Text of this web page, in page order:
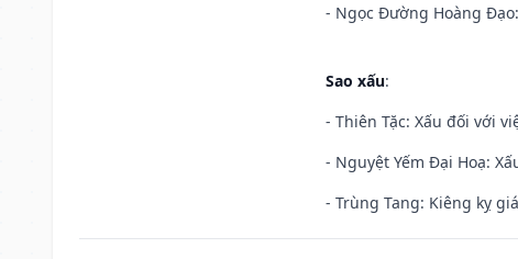
- Ngọc Đường Hoàng
Sao xấu:
- Thiên Tặc: Xấu đối với
- Nguyệt Yếm Đại Hoạ:
- Trùng Tang: Kiêng kỵ